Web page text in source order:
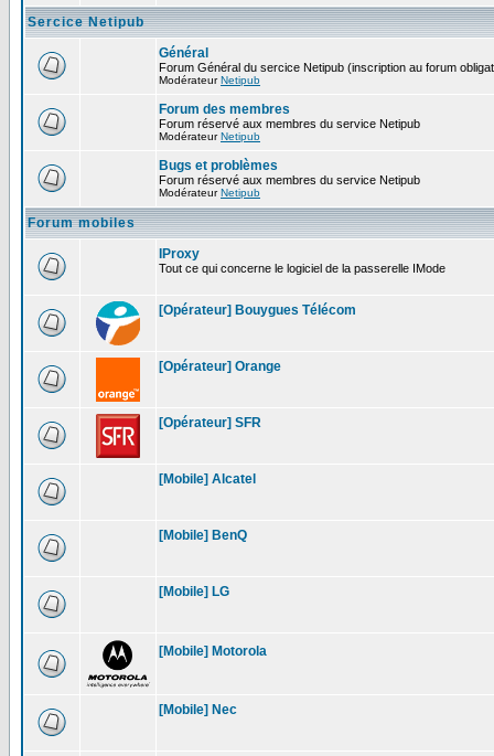
Sercice Netipub
Général
Forum Général du sercice Netipub (inscription au forum
ModérateurNetipub
Forum des membres
Forum réservé aux membres du service Netipub
ModérateurNetipub
Bugs et problèmes
Forum réservé aux membres du service Netipub
ModérateurNetipub
Forum mobiles
IProxy
Tout ce qui concerne le logiciel de la passerelle IMode
[Opérateur] Bouygues Télécom
[Opérateur] Orange
[Opérateur] SFR
[Mobile] Alcatel
[Mobile] BenQ
[Mobile] LG
[Mobile] Motorola
[Mobile] Nec